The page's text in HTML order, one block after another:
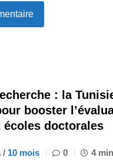
: la
booster
écoles doctorales
/ 10 mois 0 4